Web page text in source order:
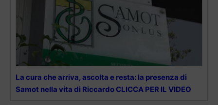
La cura che arriva, ascolta e resta: la presenza di
Samot nella vita di Riccardo CLICCA PER IL VIDEO